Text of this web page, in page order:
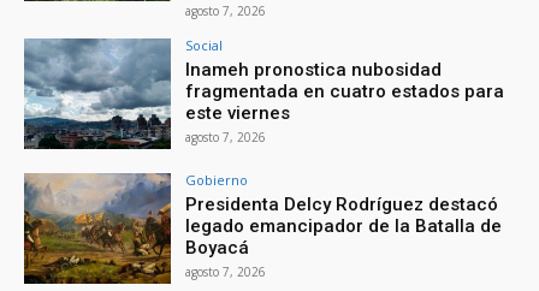
agosto 7, 2026
Social
Inameh pronostica nubosidad
fragmentada en cuatro estados para
este viernes
agosto 7, 2026
Gobierno
Presidenta Delcy Rodríguez destacó
legado emancipador de la Batalla de
Boyacá
agosto 7, 2026